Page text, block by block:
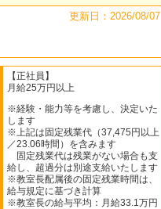
更新日：2026/08/07
【正社員】
月給25万円以上
※経験・能力等を考慮し、決定いた
します
※上記は固定残業代（37,475円以上
／23.06時間）を含みます
固定残業代は残業がない場合も支
給し、超過分は別途支給いたします
※教室長配属後の固定残業時間は、
給与規定に基づき計算
※教室長の給与平均：月給33.1万円